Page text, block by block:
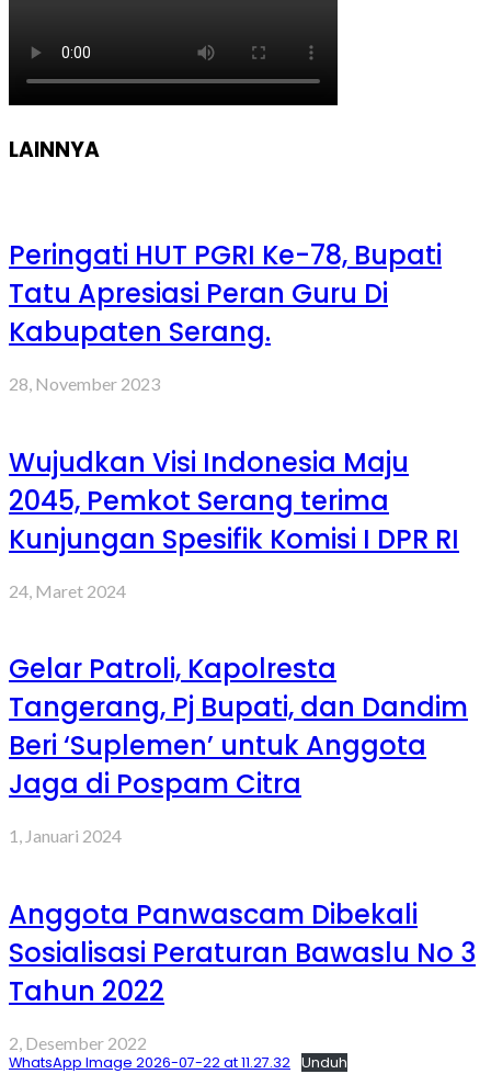
LAINNYA
Peringati HUT PGRI Ke-78, Bupati
Tatu Apresiasi Peran Guru Di
Kabupaten Serang.
28, November 2023
Wujudkan Visi Indonesia Maju
2045, Pemkot Serang terima
Kunjungan Spesifik Komisi I DPR RI
24, Maret 2024
Gelar Patroli, Kapolresta
Tangerang, Pj Bupati, dan Dandim
Beri ‘Suplemen’ untuk Anggota
Jaga di Pospam Citra
1, Januari 2024
Anggota Panwascam Dibekali
Sosialisasi Peraturan Bawaslu No 3
Tahun 2022
2, Desember 2022
WhatsApp Image 2026-07-22 at 11.27.32 Unduh